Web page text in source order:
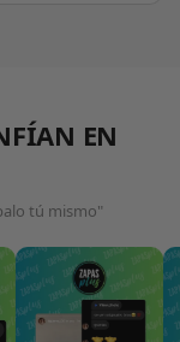
EN
tú mismo"